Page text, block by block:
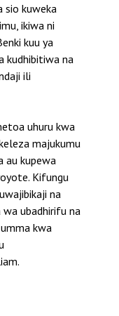
sio kuweka
ikiwa ni
kuu ya
kudhibitiwa na
ili
uhuru kwa
majukumu
au kupewa
Kifungu
na
ubadhirifu na
kwa